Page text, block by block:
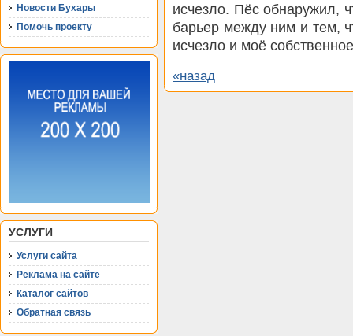
Новости Бухары
Помочь проекту
УСЛУГИ
Услуги сайта
Реклама на сайте
Каталог сайтов
Обратная связь
исчезло. Пёс обнаружил,
барьер между ним и тем,
исчезло и моё
«назад